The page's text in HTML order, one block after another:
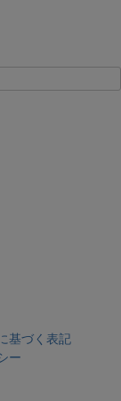
基づく表記
ー